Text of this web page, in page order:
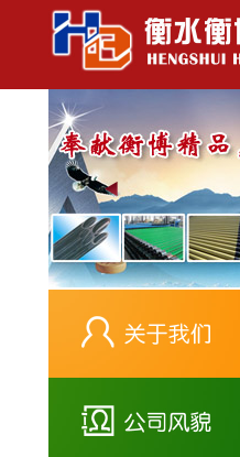
钢丝网骨架聚乙烯盘管
高分子钢丝缠绕耐磨管/高压
旋耐磨复合管
矿用充填管